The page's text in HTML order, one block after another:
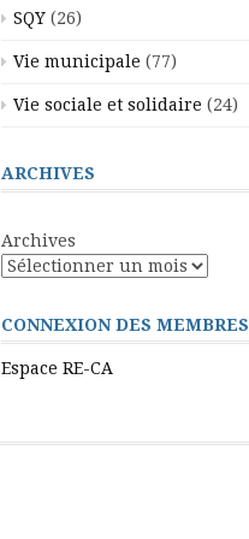
SQY (26)
Vie municipale (77)
Vie sociale et solidaire (24)
ARCHIVES
Archives
CONNEXION DES MEMBRES
Espace RE-CA